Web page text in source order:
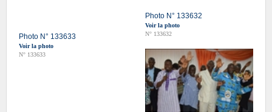
Photo N° 133633
Voir la photo
N° 133633
Photo N° 133632
Voir la photo
N° 133632